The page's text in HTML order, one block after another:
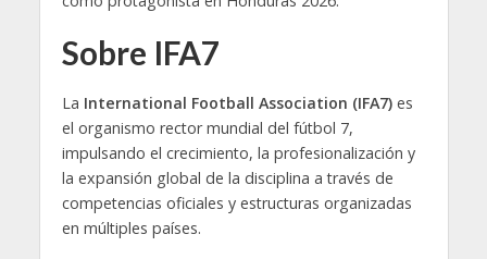
Sobre IFA7
La International Football Association (IFA7)es
el organismo rector mundial del fútbol 7,
impulsando el crecimiento, la profesionalización y
la expansión global de la disciplina a través de
competencias oficiales y estructuras organizadas
en múltiples países.